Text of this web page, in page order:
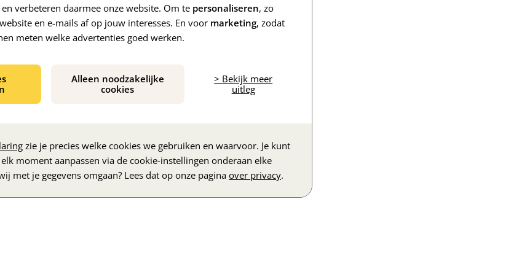
verbeteren daarmee onze website. Om te personaliseren, zo
en e-mails af op jouw interesses. En voor marketing, zodat
meten welke advertenties goed werken.
Alleen noodzakelijke
cookies
> Bekijk meer
uitleg
zie je precies welke cookies we gebruiken en waarvoor. Je kunt
moment aanpassen via de cookie-instellingen onderaan elke
met je gegevens omgaan? Lees dat op onze paginaover privacy.